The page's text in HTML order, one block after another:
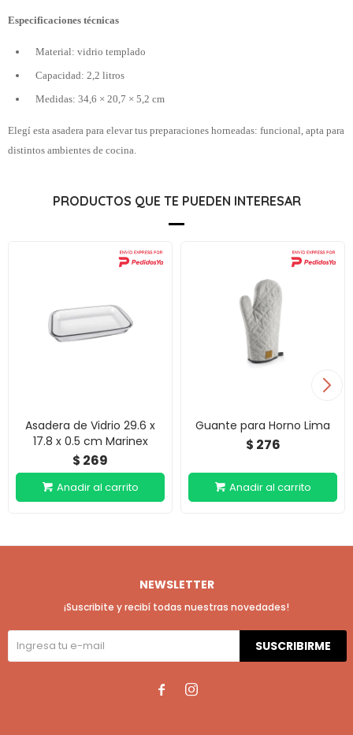
Especificaciones técnicas
Material: vidrio templado
Capacidad: 2,2 litros
Medidas: 34,6 × 20,7 × 5,2 cm
Elegí esta asadera para elevar tus preparaciones horneadas: funcional, apta para
distintos ambientes de cocina.
PRODUCTOS QUE TE PUEDEN INTERESAR
Asadera de Vidrio 29.6 x
17.8 x 0.5 cm Marinex
$ 269
Guante para Horno Lima
$ 276
NEWSLETTER
¡Suscribite y recibí todas nuestras novedades!
SUSCRIBIRME
 